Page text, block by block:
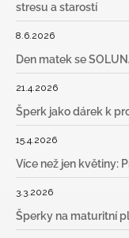
stresu a starostí
8.6.2026
Den matek se
21.4.2026
Šperk jako dárek k
15.4.2026
Více než jen květiny:
3.3.2026
Šperky na maturitní